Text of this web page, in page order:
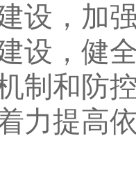
设，加
设，健
制和防
力提高